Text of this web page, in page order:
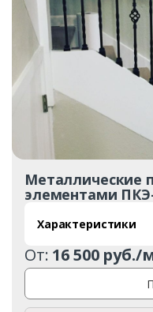
Металлические
элементами
Характеристики
От: 16 500 руб./